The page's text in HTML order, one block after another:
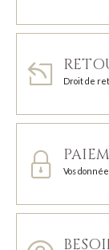
Droit de
Vos